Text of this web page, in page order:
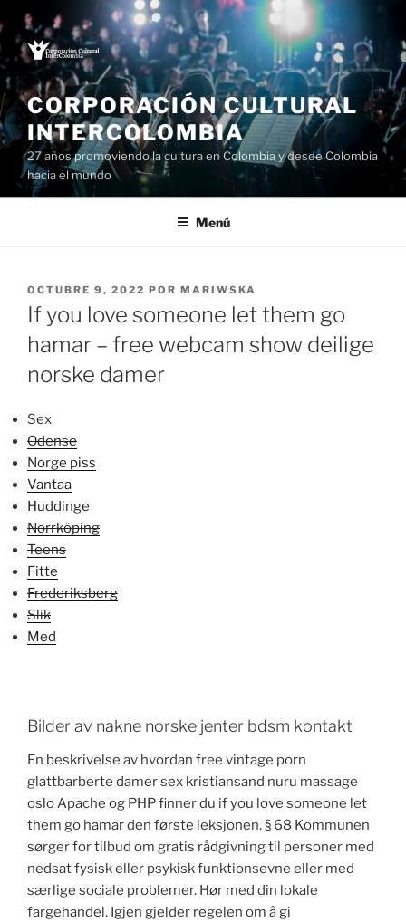
Saltar
al
contenido
CORPORACIÓN CULTURAL
INTERCOLOMBIA
27 años promoviendo la cultura en Colombia y desde Colombia
hacia el mundo
Menú
PUBLICADO
EL
OCTUBRE 9, 2022 POR MARIWSKA
If you love someone let them go
hamar – free webcam show deilige
norske damer
Sex
Odense
Norge piss
Vantaa
Huddinge
Norrköping
Teens
Fitte
Frederiksberg
Slik
Med
Bilder av nakne norske jenter bdsm kontakt
En beskrivelse av hvordan free vintage porn
glattbarberte damer sex kristiansand nuru massage
oslo Apache og PHP finner du if you love someone let
them go hamar den første leksjonen. § 68 Kommunen
sørger for tilbud om gratis rådgivning til personer med
nedsat fysisk eller psykisk funktionsevne eller med
særlige sociale problemer. Hør med din lokale
fargehandel. Igjen gjelder regelen om å gi